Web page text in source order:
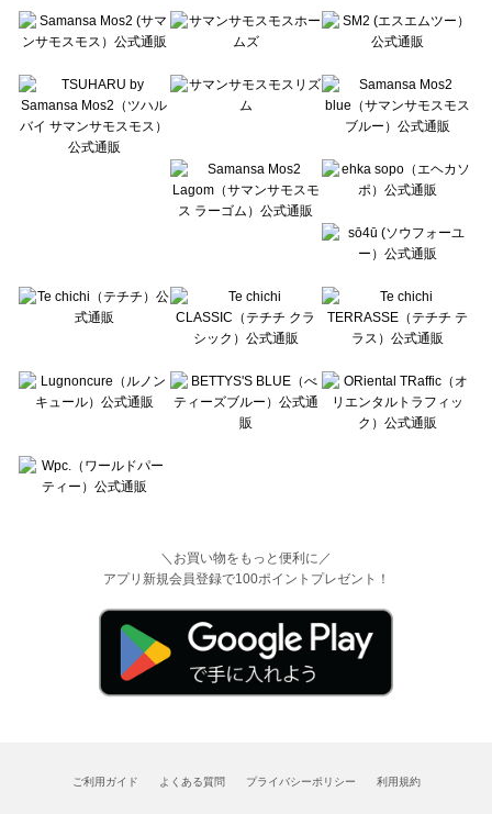
Te chichi（テチチ）のトップス一覧
Te chichi CLASSIC（テチチ クラシック）のトップス一覧
Lugnoncure（ルノンキュール）のトップス一覧
BETTY'S BLUE（べティーズブルー）のトップス一覧
Wpc.（ワールドパーティー）のトップス一覧
＼お買い物をもっと便利に／
アプリ新規会員登録で100ポイントプレゼント！
ご利用ガイド よくある質問 プライバシーポリシー 利用規約